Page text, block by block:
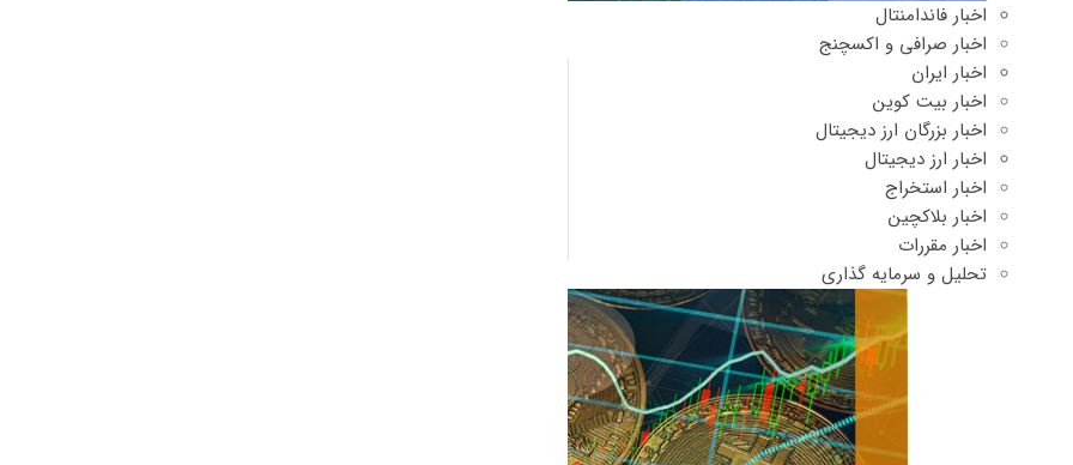
اخبار فاندامنتال
اخبار صرافی و اکسچنج
اخبار ایران
اخبار بیت کوین
اخبار بزرگان ارز دیجیتال
اخبار ارز دیجیتال
اخبار استخراج
اخبار بلاکچین
اخبار مقررات
تحلیل و سرمایه گذاری